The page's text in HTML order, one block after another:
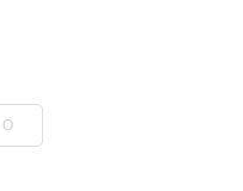
O